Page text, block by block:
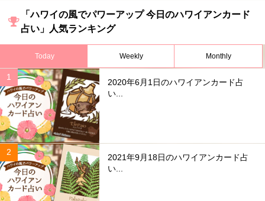
「ハワイの風でパワーアップ 今日のハワイアンカード
占い」人気ランキング
Today Weekly Monthly
2020年6月1日のハワイアンカード占
い...
2021年9月18日のハワイアンカード占
い...